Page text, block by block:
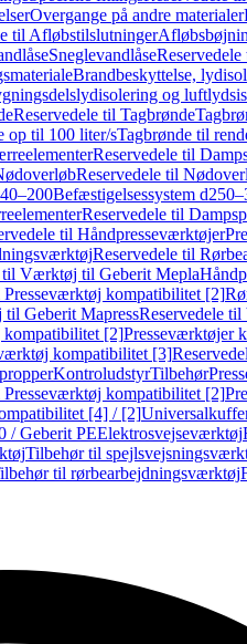
Overgange på andre materialer
til Afløbstilslutninger
Sneglevandlåse
Brandbeskyttelse,
og
Reservedele til Tagbrønde
op til 100 liter/sTagbrønde til
Reservedele til
Reservedele til
Befæstigelsessystem
Reservedele til
til Håndpresseværktøjer
Reservedele til
til Værktøj til Geberit Mepla
Presseværktøj kompatibilitet [2]
Geberit MapressReservedele
kompatibilitet [2]Presseværktøjer
kompatibilitet [3]
KontroludstyrTilbehør
Presseværktøj kompatibilitet [2]
[4] / [2]
/ Geberit PEElektrosvejseværktøj
Tilbehør til
til rørbearbejdningsværktøj